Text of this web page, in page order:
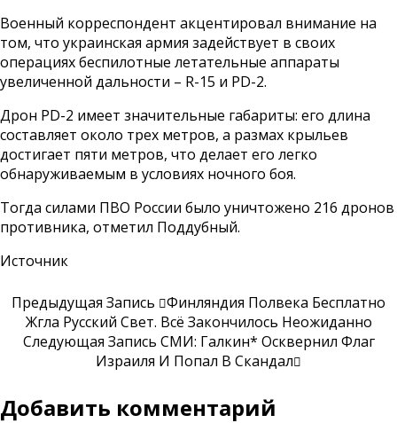
Военный корреспондент акцентировал внимание на
том, что украинская армия задействует в своих
операциях беспилотные летательные аппараты
увеличенной дальности – R-15 и PD-2.
Дрон PD-2 имеет значительные габариты: его длина
составляет около трех метров, а размах крыльев
достигает пяти метров, что делает его легко
обнаруживаемым в условиях ночного боя.
Тогда силами ПВО России было уничтожено 216 дронов
противника, отметил Поддубный.
Источник
Предыдущая Запись
Финляндия Полвека Бесплатно
Жгла Русский Свет. Всё Закончилось Неожиданно
Следующая Запись СМИ: Галкин* Осквернил Флаг
Израиля И Попал В Скандал
Добавить комментарий